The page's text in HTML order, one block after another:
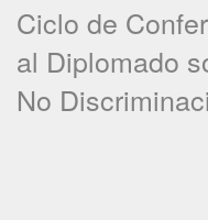
Ciclo de
al Diplomado
No